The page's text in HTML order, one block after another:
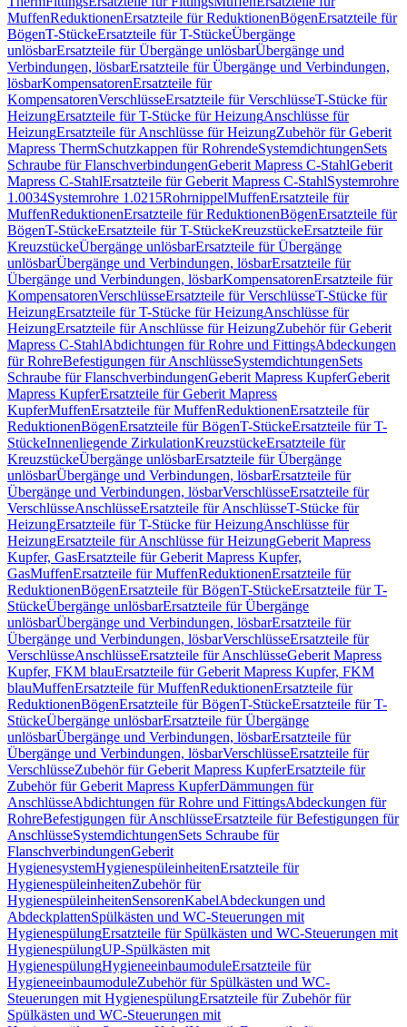
MuffenReduktionenErsatzteile für ReduktionenBögenErsatzteile für
BögenT-StückeErsatzteile für T-StückeÜbergänge
unlösbarErsatzteile für Übergänge unlösbarÜbergänge und
Verbindungen, lösbarErsatzteile für Übergänge und Verbindungen,
lösbarKompensatorenErsatzteile für
KompensatorenVerschlüsseErsatzteile für VerschlüsseT-Stücke für
HeizungErsatzteile für T-Stücke für HeizungAnschlüsse für
HeizungErsatzteile für Anschlüsse für HeizungZubehör für Geberit
Mapress ThermSchutzkappen für RohrendeSystemdichtungenSets
Schraube für FlanschverbindungenGeberit Mapress C-StahlGeberit
Mapress C-StahlErsatzteile für Geberit Mapress C-StahlSystemrohre
1.0034Systemrohre 1.0215RohrnippelMuffenErsatzteile für
MuffenReduktionenErsatzteile für ReduktionenBögenErsatzteile für
BögenT-StückeErsatzteile für T-StückeKreuzstückeErsatzteile für
KreuzstückeÜbergänge unlösbarErsatzteile für Übergänge
unlösbarÜbergänge und Verbindungen, lösbarErsatzteile für
Übergänge und Verbindungen, lösbarKompensatorenErsatzteile für
KompensatorenVerschlüsseErsatzteile für VerschlüsseT-Stücke für
HeizungErsatzteile für T-Stücke für HeizungAnschlüsse für
HeizungErsatzteile für Anschlüsse für HeizungZubehör für Geberit
Mapress C-StahlAbdichtungen für Rohre und FittingsAbdeckungen
für RohreBefestigungen für AnschlüsseSystemdichtungenSets
Schraube für FlanschverbindungenGeberit Mapress KupferGeberit
Mapress KupferErsatzteile für Geberit Mapress
KupferMuffenErsatzteile für MuffenReduktionenErsatzteile für
ReduktionenBögenErsatzteile für BögenT-StückeErsatzteile für T-
StückeInnenliegende ZirkulationKreuzstückeErsatzteile für
KreuzstückeÜbergänge unlösbarErsatzteile für Übergänge
unlösbarÜbergänge und Verbindungen, lösbarErsatzteile für
Übergänge und Verbindungen, lösbarVerschlüsseErsatzteile für
VerschlüsseAnschlüsseErsatzteile für AnschlüsseT-Stücke für
HeizungErsatzteile für T-Stücke für HeizungAnschlüsse für
HeizungErsatzteile für Anschlüsse für HeizungGeberit Mapress
Kupfer, GasErsatzteile für Geberit Mapress Kupfer,
GasMuffenErsatzteile für MuffenReduktionenErsatzteile für
ReduktionenBögenErsatzteile für BögenT-StückeErsatzteile für T-
StückeÜbergänge unlösbarErsatzteile für Übergänge
unlösbarÜbergänge und Verbindungen, lösbarErsatzteile für
Übergänge und Verbindungen, lösbarVerschlüsseErsatzteile für
VerschlüsseAnschlüsseErsatzteile für AnschlüsseGeberit Mapress
Kupfer, FKM blauErsatzteile für Geberit Mapress Kupfer, FKM
blauMuffenErsatzteile für MuffenReduktionenErsatzteile für
ReduktionenBögenErsatzteile für BögenT-StückeErsatzteile für T-
StückeÜbergänge unlösbarErsatzteile für Übergänge
unlösbarÜbergänge und Verbindungen, lösbarErsatzteile für
Übergänge und Verbindungen, lösbarVerschlüsseErsatzteile für
VerschlüsseZubehör für Geberit Mapress KupferErsatzteile für
Zubehör für Geberit Mapress KupferDämmungen für
AnschlüsseAbdichtungen für Rohre und FittingsAbdeckungen für
RohreBefestigungen für AnschlüsseErsatzteile für Befestigungen für
AnschlüsseSystemdichtungenSets Schraube für
FlanschverbindungenGeberit
HygienesystemHygienespüleinheitenErsatzteile für
HygienespüleinheitenZubehör für
HygienespüleinheitenSensorenKabelAbdeckungen und
AbdeckplattenSpülkästen und WC-Steuerungen mit
HygienespülungErsatzteile für Spülkästen und WC-Steuerungen mit
HygienespülungUP-Spülkästen mit
HygienespülungHygieneeinbaumoduleErsatzteile für
HygieneeinbaumoduleZubehör für Spülkästen und WC-
Steuerungen mit HygienespülungErsatzteile für Zubehör für
Spülkästen und WC-Steuerungen mit